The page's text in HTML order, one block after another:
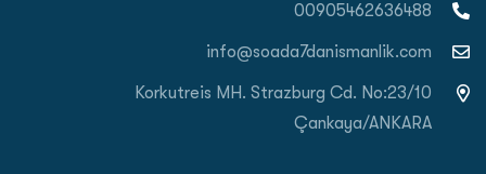
00905462636488
info@soada7danismanlik.com
Korkutreis MH. Strazburg Cd. No:23/10
Çankaya/ANKARA